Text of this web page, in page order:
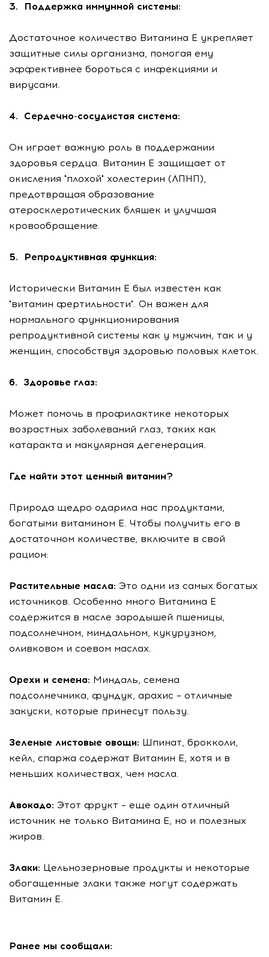
3. Поддержка иммунной системы:
Достаточное количество Витамина Е укрепляет
защитные силы организма, помогая ему
эффективнее бороться с инфекциями и
вирусами.
4. Сердечно-сосудистая система:
Он играет важную роль в поддержании
здоровья сердца. Витамин Е защищает от
окисления "плохой" холестерин (ЛПНП),
предотвращая образование
атеросклеротических бляшек и улучшая
кровообращение.
5. Репродуктивная функция:
Исторически Витамин Е был известен как
"витамин фертильности". Он важен для
нормального функционирования
репродуктивной системы как у мужчин, так и у
женщин, способствуя здоровью половых клеток.
6. Здоровье глаз:
Может помочь в профилактике некоторых
возрастных заболеваний глаз, таких как
катаракта и макулярная дегенерация.
Где найти этот ценный витамин?
Природа щедро одарила нас продуктами,
богатыми витамином Е. Чтобы получить его в
достаточном количестве, включите в свой
рацион:
Растительные масла: Это одни из самых богатых
источников. Особенно много Витамина Е
содержится в масле зародышей пшеницы,
подсолнечном, миндальном, кукурузном,
оливковом и соевом маслах.
Орехи и семена: Миндаль, семена
подсолнечника, фундук, арахис – отличные
закуски, которые принесут пользу.
Зеленые листовые овощи: Шпинат, брокколи,
кейл, спаржа содержат Витамин Е, хотя и в
меньших количествах, чем масла.
Авокадо: Этот фрукт – еще один отличный
источник не только Витамина Е, но и полезных
жиров.
Злаки: Цельнозерновые продукты и некоторые
обогащенные злаки также могут содержать
Витамин Е.
Ранее мы сообщали: